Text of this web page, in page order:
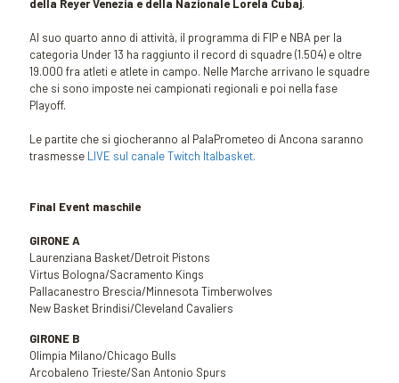
della Reyer Venezia e della Nazionale Lorela Cubaj.
Al suo quarto anno di attività, il programma di FIP e NBA per la
categoria Under 13 ha raggiunto il record di squadre (1.504) e oltre
19.000 fra atleti e atlete in campo. Nelle Marche arrivano le squadre
che si sono imposte nei campionati regionali e poi nella fase
Playoff.
Le partite che si giocheranno al PalaPrometeo di Ancona saranno
trasmesse LIVE sul canale Twitch Italbasket.
Final Event maschile
GIRONE A
Laurenziana Basket/Detroit Pistons
Virtus Bologna/Sacramento Kings
Pallacanestro Brescia/Minnesota Timberwolves
New Basket Brindisi/Cleveland Cavaliers
GIRONE B
Olimpia Milano/Chicago Bulls
Arcobaleno Trieste/San Antonio Spurs